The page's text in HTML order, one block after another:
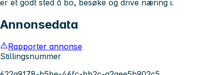
er et godt sted å bo, besøke og drive næring i.
Annonsedata
Rapporter annonse
Stillingsnummer